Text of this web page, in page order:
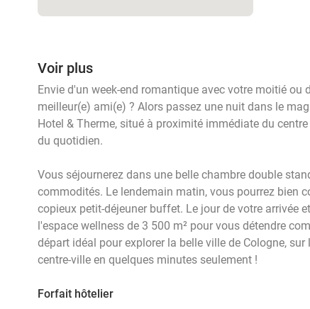
Voir plus
Envie d'un week-end romantique avec votre moitié ou
meilleur(e) ami(e) ? Alors passez une nuit dans le
Hotel & Therme, situé à proximité immédiate du
du quotidien.
Vous séjournerez dans une belle chambre double
commodités. Le lendemain matin, vous pourrez bien
copieux petit-déjeuner buffet. Le jour de votre arrivée
l'espace wellness de 3 500 m² pour vous détendre
départ idéal pour explorer la belle ville de Cologne, sur
centre-ville en quelques minutes seulement !
Forfait hôtelier